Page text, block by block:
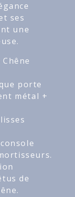
ses
une
porte
métal +
de